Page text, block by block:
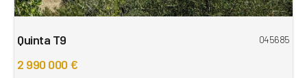
Quinta T9 045685
2 990 000 €